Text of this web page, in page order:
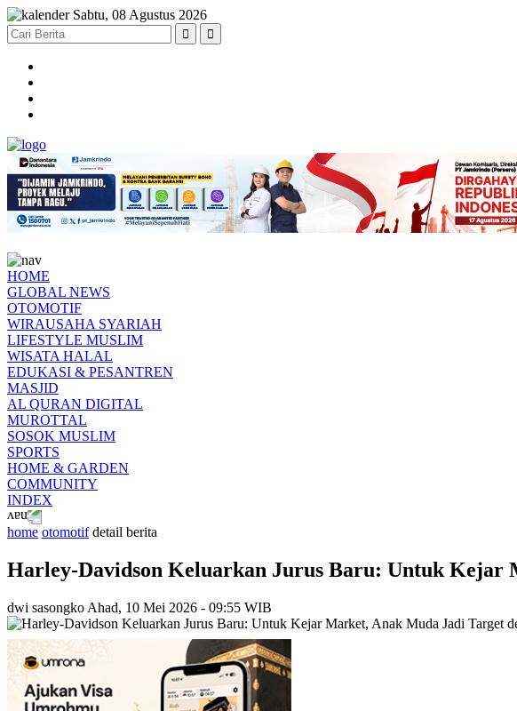
Sabtu, 08 Agustus 2026
HOME
GLOBAL NEWS
OTOMOTIF
WIRAUSAHA SYARIAH
LIFESTYLE MUSLIM
WISATA HALAL
EDUKASI & PESANTREN
MASJID
AL QURAN DIGITAL
MUROTTAL
SOSOK MUSLIM
SPORTS
HOME & GARDEN
COMMUNITY
INDEX
home otomotif detail berita
Harley-Davidson Keluarkan Jurus Baru: Untuk Kejar
dwi sasongko Ahad, 10 Mei 2026 - 09:55 WIB